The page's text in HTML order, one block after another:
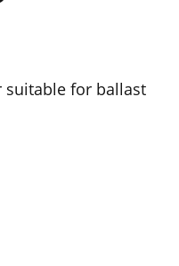
suitable for ballast